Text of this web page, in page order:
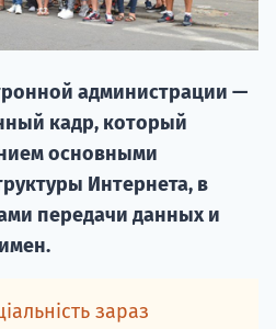
администрации —
кадр, который
основными
Интернета, в
передачи данных и
зараз